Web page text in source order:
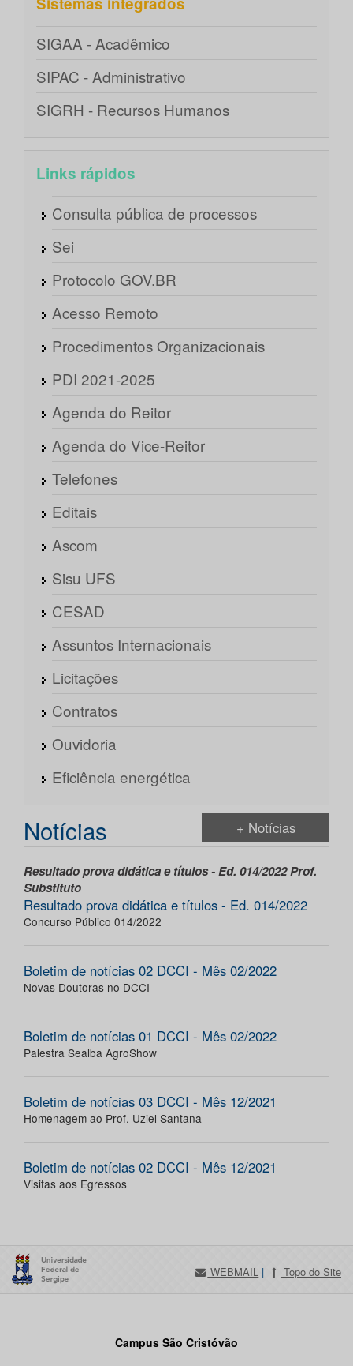
SIGAA - Acadêmico
SIPAC - Administrativo
SIGRH - Recursos Humanos
Links rápidos
Consulta pública de processos
Sei
Protocolo GOV.BR
Acesso Remoto
Procedimentos Organizacionais
PDI 2021-2025
Agenda do Reitor
Agenda do Vice-Reitor
Telefones
Editais
Ascom
Sisu UFS
CESAD
Assuntos Internacionais
Licitações
Contratos
Ouvidoria
Eficiência energética
Notícias + Notícias
Resultado prova didática e títulos - Ed. 014/2022 Prof.
Substituto
Resultado prova didática e títulos - Ed. 014/2022
Concurso Público 014/2022
Boletim de notícias 02 DCCI - Mês 02/2022
Novas Doutoras no DCCI
Boletim de notícias 01 DCCI - Mês 02/2022
Palestra Sealba AgroShow
Boletim de notícias 03 DCCI - Mês 12/2021
Homenagem ao Prof. Uziel Santana
Boletim de notícias 02 DCCI - Mês 12/2021
Visitas aos Egressos
WEBMAIL | Topo do Site
Campus São Cristóvão